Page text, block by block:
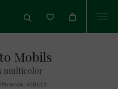
Mobils
multicolor
468619